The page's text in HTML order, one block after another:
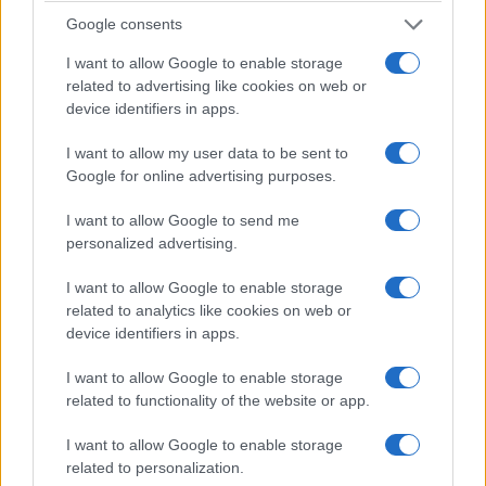
Google consents
I want to allow Google to enable storage
related to advertising like cookies on web or
device identifiers in apps.
I want to allow my user data to be sent to
Google for online advertising purposes.
I want to allow Google to send me
personalized advertising.
I want to allow Google to enable storage
related to analytics like cookies on web or
device identifiers in apps.
I want to allow Google to enable storage
related to functionality of the website or app.
I want to allow Google to enable storage
related to personalization.
Shanghai, visita la pintoresca ciudad de
Zhujiajiao.
Está a unos 30 km del centro de Shanghai y es
fácil de visitar para un recorrido de medio día.
7.) Plaza del Pueblo
Como la plaza principal de Shanghai, este espacio
abierto es muy importante y es un excelente
lugar para comenzar su recorrido por la ciudad
(aunque eso no es de ninguna manera esencial
para planificar su itinerario, por supuesto). En el
centro de la plaza se encuentra el hermoso
Parque del Pueblo salpicado de fuentes.
Alrededor de esto, hay lugares como el Gran